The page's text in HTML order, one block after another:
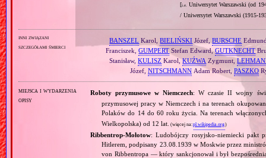
[i.e.
Uniwersytet Warszawski (od
/ Uniwersytet Warszawski
inni związani
szczegółami śmierci
BANSZEL Karol,BIELIŃSKI Józef,BURSCHE
Franciszek,GUMPERT Stefan Edward,GUTKNECHT
Stanisław,KULISZ Karol,KUŹWA Zygmunt,
Józef, NITSCHMANNAdam Robert, PASZKO
miejsca i wydarzenia
opisy
Roboty przymusowe w Niemczech: W czasie II wojny
przymusowej pracy w Niemczech i na terenach
Polaków do 14 do 60 roku życia. Na terenach
Wielkopolska) od 12 lat. (więcej na:pl.wikipedia.org)
Ribbentrop‐Mołotow: Ludobójczy rosyjsko‐niemiecki pakt
Hitlerem, podpisany 23.08.1939 w Moskwie przez
von Ribbentropa — który sankcjonował i był